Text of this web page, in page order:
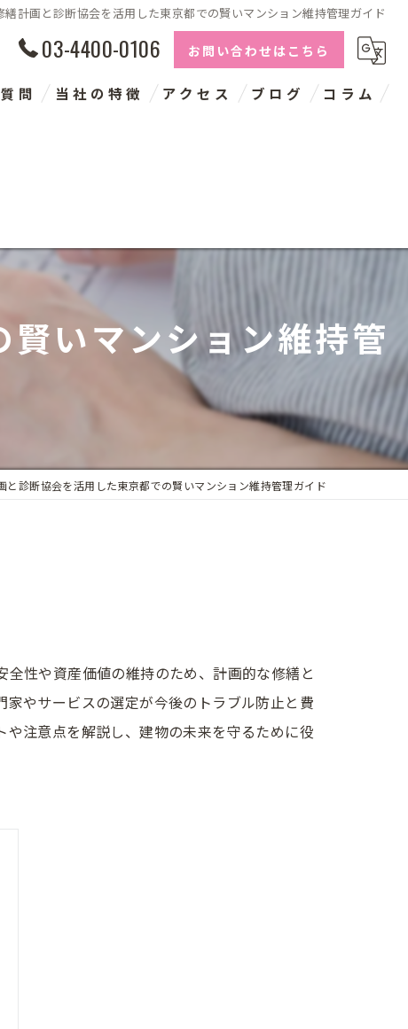
繕計画と診断協会を活用した東京都での賢いマンション維持管理ガイド
03-4400-0106 お問い合わせはこちら
問 当社の特徴
神奈川の大規模修繕
千葉の大規模修繕
アクセス ブログ コラム
いマンション維持管
と診断協会を活用した東京都での賢いマンション維持管理ガイド
性や資産価値の維持のため、計画的な修繕と
やサービスの選定が今後のトラブル防止と費
注意点を解説し、建物の未来を守るために役